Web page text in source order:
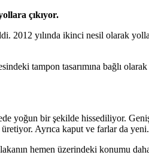
çıkıyor.
2012 yılında ikinci nesil olarak
tampon tasarımına bağlı
yoğun bir şekilde hissediliyor.
Ayrıca kaput ve farlar da yeni.
hemen üzerindeki konumu